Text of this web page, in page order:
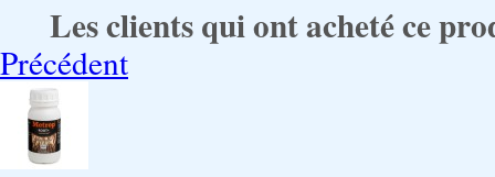
Les clients qui ont acheté ce
Précédent